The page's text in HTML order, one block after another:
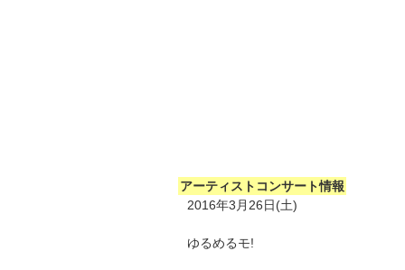
アーティストコンサート情報
2016年3月26日(土)
ゆるめるモ!